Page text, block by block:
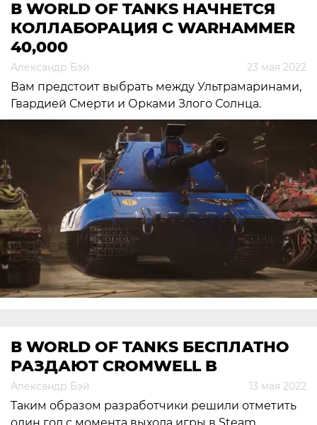
В WORLD OF TANKS НАЧНЕТСЯ
КОЛЛАБОРАЦИЯ С WARHAMMER
40,000
Александр Бэй 23 мая 2022
Вам предстоит выбрать между Ультрамаринами,
Гвардией Смерти и Орками Злого Солнца.
В WORLD OF TANKS БЕСПЛАТНО
РАЗДАЮТ CROMWELL B
Александр Бэй 13 мая 2022
Таким образом разработчики решили отметить